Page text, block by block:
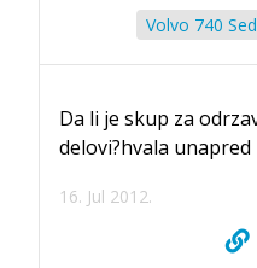
Volvo 740
Da li je skup za
delovi?hvala unapred
16. Jul 2012.